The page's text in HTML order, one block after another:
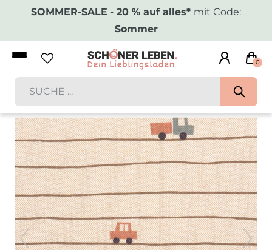
SOMMER-SALE - 20 % auf alles* mit Code:
Sommer
0